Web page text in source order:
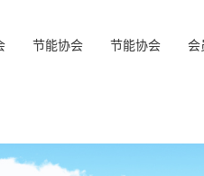
节能协会 节能协会 会